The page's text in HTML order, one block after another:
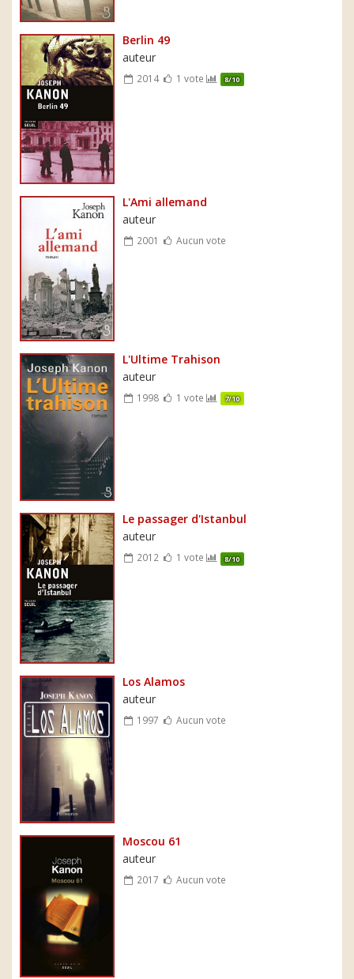
Berlin 49
auteur
2014 1 vote 8/10
L'Ami allemand
auteur
2001 Aucun vote
L'Ultime Trahison
auteur
1998 1 vote 7/10
Le passager d'Istanbul
auteur
2012 1 vote 8/10
Los Alamos
auteur
1997 Aucun vote
Moscou 61
auteur
2017 Aucun vote